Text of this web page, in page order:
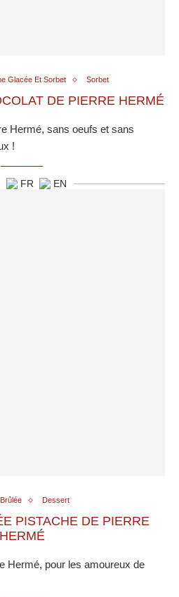
Glacée Et Sorbet Sorbet
DE PIERRE HERMÉ
Hermé, sans oeufs et sans
!
FR EN
Dessert
PISTACHE DE PIERRE
HERMÉ
Hermé, pour les amoureux de